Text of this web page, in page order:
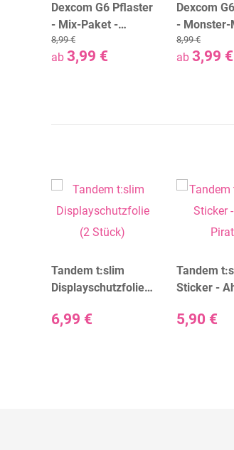
Dexcom G6 Pflaster
- Mix-Paket -
PLAYTIME
ab 3,99 €
8,99 €
Dexcom
- Monster-
ab 3,99 €
8,99 €
Tandem t:slim
Displayschutzfolie
6,99 €
Tandem
Sticker -
5,90 €